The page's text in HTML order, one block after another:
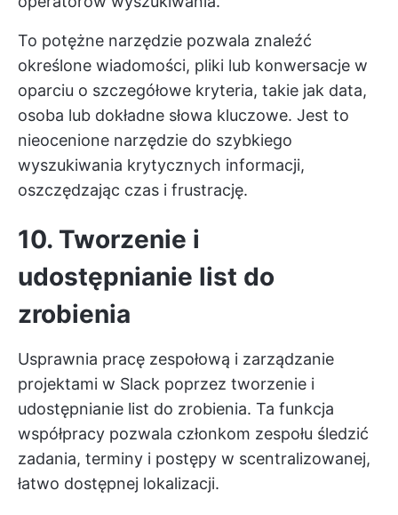
To potężne narzędzie pozwala znaleźć
określone wiadomości, pliki lub konwersacje w
oparciu o szczegółowe kryteria, takie jak data,
osoba lub dokładne słowa kluczowe. Jest to
nieocenione narzędzie do szybkiego
wyszukiwania krytycznych informacji,
oszczędzając czas i frustrację.
10. Tworzenie i
udostępnianie list do
zrobienia
Usprawnia pracę zespołową i zarządzanie
projektami w Slack poprzez tworzenie i
udostępnianie list do zrobienia. Ta funkcja
współpracy pozwala członkom zespołu śledzić
zadania, terminy i postępy w scentralizowanej,
łatwo dostępnej lokalizacji.